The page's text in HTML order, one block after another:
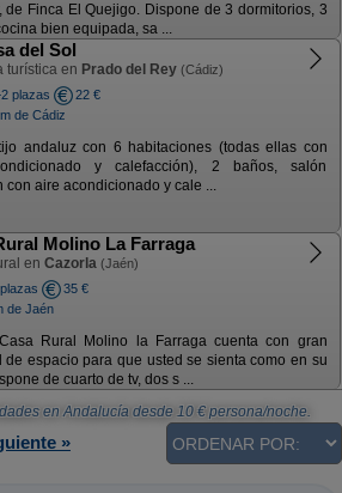
de Finca El Quejigo. Dispone de 3 dormitorios, 3
bien equipada, sa ...
del Sol
turística en Prado del Rey (Cádiz)
plazas
22 €
de Cádiz
andaluz con 6 habitaciones (todas ellas con
y calefacción), 2 baños, salón
con aire acondicionado y cale ...
Molino La Farraga
en Cazorla (Jaén)
35 €
de Jaén
Rural Molino la Farraga cuenta con gran
de espacio para que usted se sienta como en su
de cuarto de tv, dos s ...
en Andalucía desde 10 € persona/noche.
»